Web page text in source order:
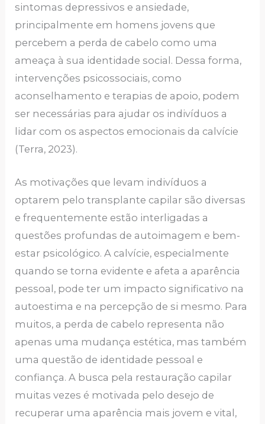
sintomas depressivos e ansiedade,
principalmente em homens jovens que
percebem a perda de cabelo como uma
ameaça à sua identidade social. Dessa forma,
intervenções psicossociais, como
aconselhamento e terapias de apoio, podem
ser necessárias para ajudar os indivíduos a
lidar com os aspectos emocionais da calvície
(Terra, 2023).
As motivações que levam indivíduos a
optarem pelo transplante capilar são diversas
e frequentemente estão interligadas a
questões profundas de autoimagem e bem-
estar psicológico. A calvície, especialmente
quando se torna evidente e afeta a aparência
pessoal, pode ter um impacto significativo na
autoestima e na percepção de si mesmo. Para
muitos, a perda de cabelo representa não
apenas uma mudança estética, mas também
uma questão de identidade pessoal e
confiança. A busca pela restauração capilar
muitas vezes é motivada pelo desejo de
recuperar uma aparência mais jovem e vital,